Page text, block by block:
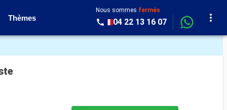
Thèmes
Nous sommes fermés
04 22 13 16 07